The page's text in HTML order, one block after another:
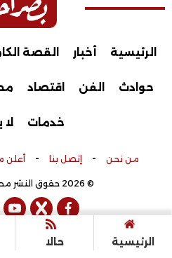
الرئيسية حالا
الرئيسية أخبار القصة
حوادث الفن اقتصاد
خدمات
من نحن - إتصل بنا - أعلن
© 2026 حقوق النشر محفوظة لـ بصراحة
facebook
twitter
تم التطوير بواسطة